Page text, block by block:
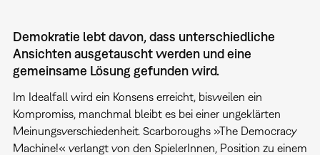
Demokratie lebt davon, dass unterschiedliche
Ansichten ausgetauscht werden und eine
gemeinsame Lösung gefunden wird.
Im Idealfall wird ein Konsens erreicht, bisweilen ein
Kompromiss, manchmal bleibt es bei einer ungeklärten
Meinungsverschiedenheit. Scarboroughs »The Democracy
Machine!« verlangt von den SpielerInnen, Position zu einem